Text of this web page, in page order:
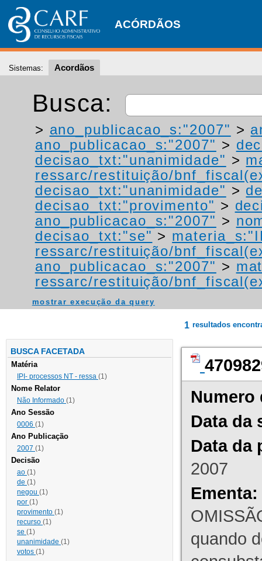
ACÓRDÃOS
Sistemas: Acordãos
Busca:
> ano_publicacao_s:"2007" >
ano_publicacao_s:"2007" >
decisao_txt:"unanimidade" >
ressarc/restituição/
decisao_txt:"unanimidade" >
decisao_txt:"provimento" >
ano_publicacao_s:"2007" >
decisao_txt:"se" >
ressarc/restituição/
ano_publicacao_s:"2007" >
ressarc/restituição/
mostrar execução da query
BUSCA FACETADA
Matéria
IPI- processos NT - ressa (1)
Nome Relator
Não Informado (1)
Ano Sessão
0006 (1)
Ano Publicação
2007 (1)
Decisão
ao (1)
de (1)
negou (1)
por (1)
provimento (1)
recurso (1)
se (1)
unanimidade (1)
votos (1)
1 resultados
Numero
Data da
Data da
2007
Ementa:
quando